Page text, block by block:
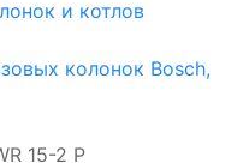
и котлов
колонок Bosch,
15-2 P